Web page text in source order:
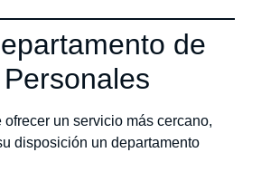
de
ofrecer un servicio más cercano,
disposición un departamento